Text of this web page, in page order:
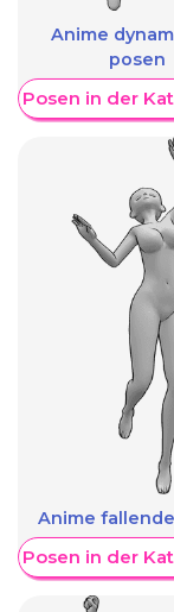
Anime
posen
Posen in der
Anime
Posen in der